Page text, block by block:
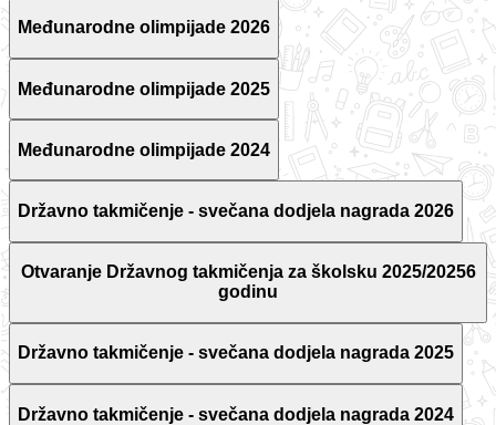
Međunarodne olimpijade 2026
Međunarodne olimpijade 2025
Međunarodne olimpijade 2024
Državno takmičenje - svečana dodjela nagrada 2026
Otvaranje Državnog takmičenja za školsku 2025/20256
godinu
Državno takmičenje - svečana dodjela nagrada 2025
Državno takmičenje - svečana dodjela nagrada 2024